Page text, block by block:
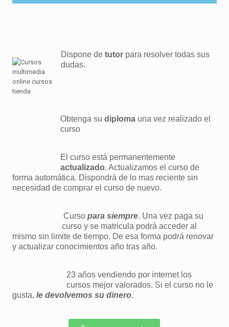
Dispone detutor para resolver todas sus
dudas.
Obtenga sudiploma una vez realizado el
curso
El curso está permanentemente
actualizado. Actualizamos el curso de
forma automática. Dispondrá de lo mas reciente sin
necesidad de comprar el curso de nuevo.
Cursopara siempre. Una vez paga su
curso y se matricula podrá acceder al
mismo sin limite de tiempo. De esa forma podrá renovar
y actualizar conocimientos año tras año.
23 años vendiendo por internet los
cursos mejor valorados. Si el curso no le
gusta,le devolvemos su dinero.